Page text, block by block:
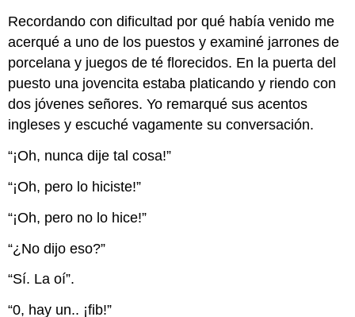
Recordando con dificultad por qué había venido me
acerqué a uno de los puestos y examiné jarrones de
porcelana y juegos de té florecidos. En la puerta del
puesto una jovencita estaba platicando y riendo con
dos jóvenes señores. Yo remarqué sus acentos
ingleses y escuché vagamente su conversación.
“¡Oh, nunca dije tal cosa!”
“¡Oh, pero lo hiciste!”
“¡Oh, pero no lo hice!”
“¿No dijo eso?”
“Sí. La oí”.
“0, hay un.. ¡fib!”